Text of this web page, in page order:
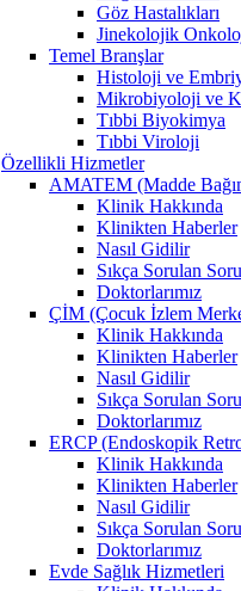
Göz Hastalıkları
Jinekolojik
Temel Branşlar
Histoloji ve
Mikrobiyoloji ve
Tıbbi Biyokimya
Tıbbi Viroloji
Özellikli Hizmetler
AMATEM (Madde
Klinik Hakkında
Klinikten Haberler
Nasıl Gidilir
Sıkça Sorulan
Doktorlarımız
ÇİM (Çocuk İzlem
Klinik Hakkında
Klinikten Haberler
Nasıl Gidilir
Sıkça Sorulan
Doktorlarımız
ERCP (Endoskopik
Klinik Hakkında
Klinikten Haberler
Nasıl Gidilir
Sıkça Sorulan
Doktorlarımız
Evde Sağlık Hizmetleri